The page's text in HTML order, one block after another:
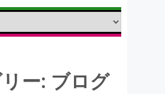
ー: ブログ